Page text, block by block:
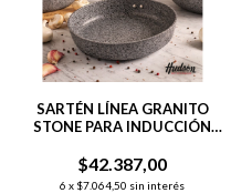
SARTÉN LÍNEA GRANITO
STONE PARA INDUCCIÓN
$42.387,00
6 x $7.064,50 sin interés